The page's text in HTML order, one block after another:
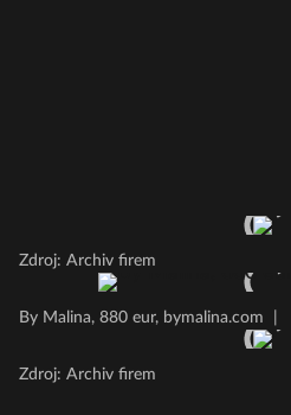
Zdroj: Archiv firem
By Malina, 880 eur, bymalina.com
Zdroj: Archiv firem